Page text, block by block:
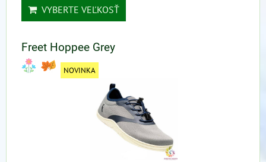
VYBERTE VEĽKOSŤ
Freet Hoppee Grey
NOVINKA